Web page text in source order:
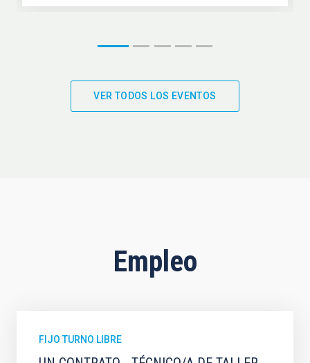
VER TODOS LOS EVENTOS
Empleo
FIJO TURNO LIBRE